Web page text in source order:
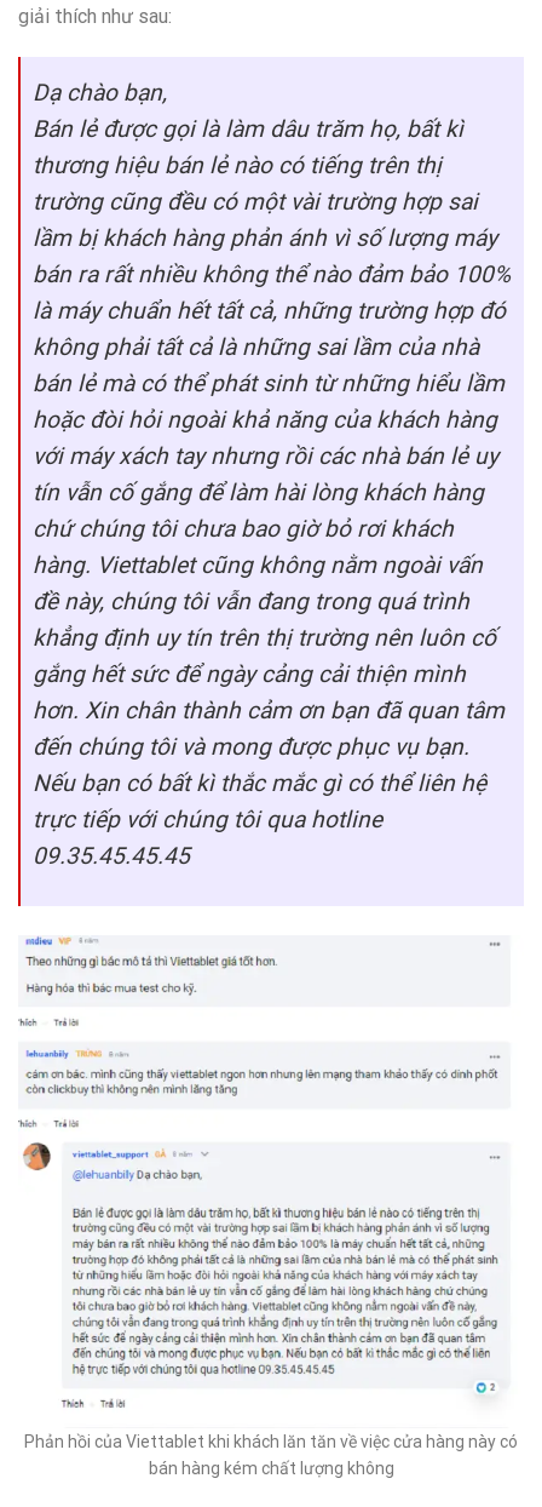
giải thích như sau:
Dạ chào bạn,
Bán lẻ được gọi là làm dâu trăm họ, bất kì
thương hiệu bán lẻ nào có tiếng trên thị
trường cũng đều có một vài trường hợp sai
lầm bị khách hàng phản ánh vì số lượng máy
bán ra rất nhiều không thể nào đảm bảo 100%
là máy chuẩn hết tất cả, những trường hợp đó
không phải tất cả là những sai lầm của nhà
bán lẻ mà có thể phát sinh từ những hiểu lầm
hoặc đòi hỏi ngoài khả năng của khách hàng
với máy xách tay nhưng rồi các nhà bán lẻ uy
tín vẫn cố gắng để làm hài lòng khách hàng
chứ chúng tôi chưa bao giờ bỏ rơi khách
hàng. Viettablet cũng không nằm ngoài vấn
đề này, chúng tôi vẫn đang trong quá trình
khẳng định uy tín trên thị trường nên luôn cố
gắng hết sức để ngày cảng cải thiện mình
hơn. Xin chân thành cảm ơn bạn đã quan tâm
đến chúng tôi và mong được phục vụ bạn.
Nếu bạn có bất kì thắc mắc gì có thể liên hệ
trực tiếp với chúng tôi qua hotline
09.35.45.45.45
Phản hồi của Viettablet khi khách lăn tăn về việc cửa hàng này có
bán hàng kém chất lượng không